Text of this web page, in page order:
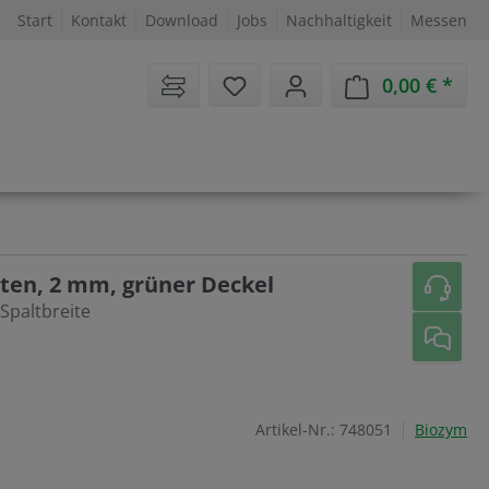
Start Kontakt Download Jobs Nachhaltigkeit Messen
Sie haben 0 Artikel auf dem
0,00 €
2 mm, grüner Deckel
Artikel-Nr.: 748051 Biozym